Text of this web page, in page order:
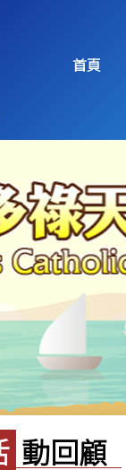
首頁
活動回顧